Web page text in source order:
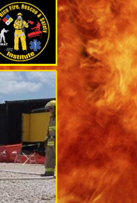
Siguiente